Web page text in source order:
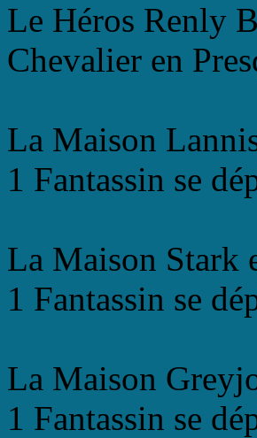
Le Héros Renly
Chevalier en
La Maison
1 Fantassin se
La Maison Stark
1 Fantassin se
La Maison
1 Fantassin se